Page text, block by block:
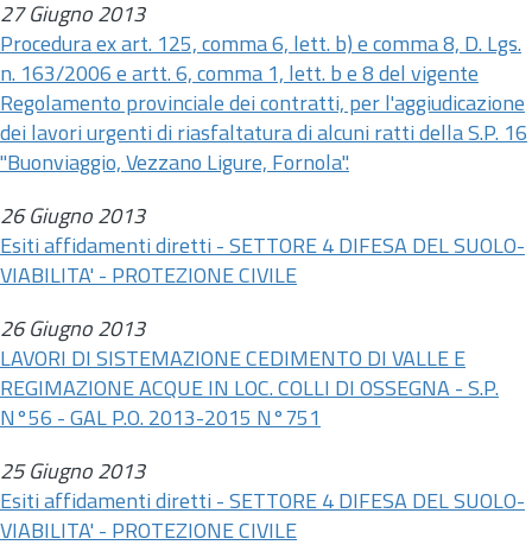
27 Giugno 2013
Procedura ex art. 125, comma 6, lett. b) e comma 8, D. Lgs.
n. 163/2006 e artt. 6, comma 1, lett. b e 8 del vigente
Regolamento provinciale dei contratti, per l'aggiudicazione
dei lavori urgenti di riasfaltatura di alcuni ratti della S.P. 16
"Buonviaggio, Vezzano Ligure, Fornola".
26 Giugno 2013
Esiti affidamenti diretti - SETTORE 4 DIFESA DEL SUOLO-
VIABILITA' - PROTEZIONE CIVILE
26 Giugno 2013
LAVORI DI SISTEMAZIONE CEDIMENTO DI VALLE E
REGIMAZIONE ACQUE IN LOC. COLLI DI OSSEGNA - S.P.
N°56 - GAL P.O. 2013-2015 N°751
25 Giugno 2013
Esiti affidamenti diretti - SETTORE 4 DIFESA DEL SUOLO-
VIABILITA' - PROTEZIONE CIVILE